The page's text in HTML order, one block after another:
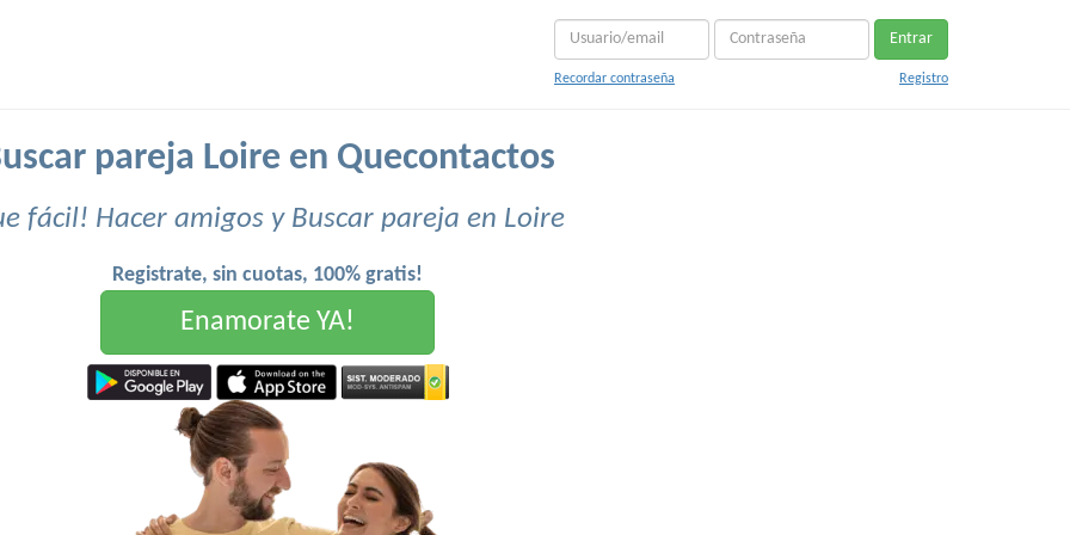
Entrar
Recordar contraseña Registro
pareja Loire en Quecontactos
fácil! Hacer amigos y Buscar pareja en Loire
Registrate, sin cuotas, 100% gratis!
Enamorate YA!